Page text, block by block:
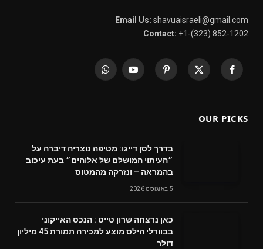
Email Us: shavuaisraeli@gmail.com
Contact: +1-(323) 852-1202
Facebook
X
Pinterest
YouTube
WhatsApp
OUR PICKS
בדרך לסן דייגו: מטיפה נוצריה דיברה על
״העיתוי המושלם של אלוהים״ בעת עיכוב
בהמראה – ונזרקה מהמטוס
5 באוגוסט 2026
‬דולר